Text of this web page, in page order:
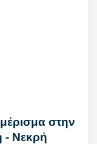
στην
- Νεκρή